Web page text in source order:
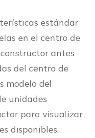
estándar
en el centro de
antes
del centro de
modelo del
unidades
para visualizar
disponibles.